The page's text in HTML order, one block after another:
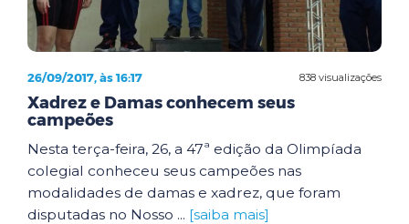
838 visualizações
26/09/2017, às 16:17
Xadrez e Damas conhecem seus
campeões
Nesta terça-feira, 26, a 47ª edição da Olimpíada
colegial conheceu seus campeões nas
modalidades de damas e xadrez, que foram
disputadas no Nosso ... [saiba mais]